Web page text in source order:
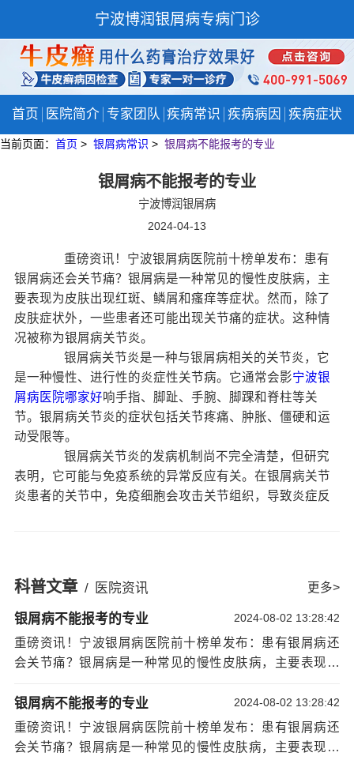
宁波博润银屑病专病门诊
首页 医院简介 专家团队 疾病常识 疾病病因 疾病症状
当前页面： 首页 > 银屑病常识 > 银屑病不能报考的专业
银屑病不能报考的专业
宁波博润银屑病
2024-04-13
重磅资讯！宁波银屑病医院前十榜单发布：患有
银屑病还会关节痛？银屑病是一种常见的慢性皮肤病，主
要表现为皮肤出现红斑、鳞屑和瘙痒等症状。然而，除了
皮肤症状外，一些患者还可能出现关节痛的症状。这种情
况被称为银屑病关节炎。
银屑病关节炎是一种与银屑病相关的关节炎，它
是一种慢性、进行性的炎症性关节病。它通常会影宁波银
屑病医院哪家好响手指、脚趾、手腕、脚踝和脊柱等关
节。银屑病关节炎的症状包括关节疼痛、肿胀、僵硬和运
动受限等。
银屑病关节炎的发病机制尚不完全清楚，但研究
表明，它可能与免疫系统的异常反应有关。在银屑病关节
炎患者的关节中，免疫细胞会攻击关节组织，导致炎症反
征。医生可能会进行详细的病史询问和体格检查，以了解
患者的症状和关节炎的严重程度。此外，医生还可能会进
行血液检查、关节液分析和影像学检查等，以排除其他关
节炎的可能性。
治疗银屑病关节炎的目标是减轻疼痛、减少关节
疗、物理治疗和手术治疗等。
药物治疗是银屑病关节炎的主要治疗方法之一。
常用的药物包括非甾体抗炎药、糖皮质激素、免疫抑制剂
和生物制剂等。这些药物可以减轻关节疼痛和炎症反应，
科普文章 / 医院资讯 更多>
银屑病不能报考的专业 2024-08-02 13:28:42
重磅资讯！宁波银屑病医院前十榜单发布：患有银屑病还
会关节痛？银屑病是一种常见的慢性皮肤病，主要表现为
外，一些患者还可能出现关节痛的症状。这种情况被称为
银屑病关节炎。银屑病关节[详情]
银屑病不能报考的专业 2024-08-02 13:28:42
重磅资讯！宁波银屑病医院前十榜单发布：患有银屑病还
会关节痛？银屑病是一种常见的慢性皮肤病，主要表现为